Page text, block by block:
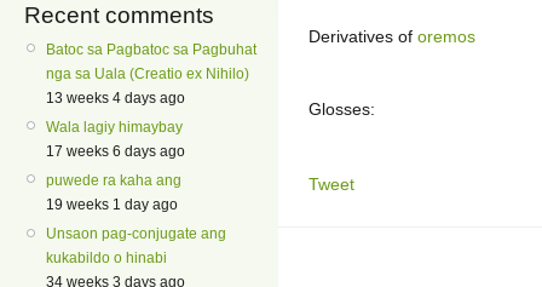
Recent comments
Batoc sa Pagbatoc sa Pagbuhat
nga sa Uala (Creatio ex Nihilo)
13 weeks 4 days ago
Wala lagiy himaybay
17 weeks 6 days ago
puwede ra kaha ang
19 weeks 1 day ago
Unsaon pag-conjugate ang
kukabildo o hinabi
34 weeks 3 days ago
Derivatives of oremos
Glosses:
Tweet